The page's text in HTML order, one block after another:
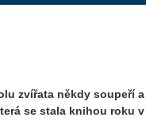
zvířata někdy
se stala knihou roku